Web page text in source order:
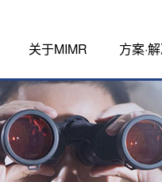
关于MIMR 方案·